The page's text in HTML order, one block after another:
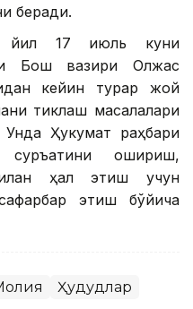
беради.
йил 17 июль куни
Бош вазири Олжас
кейин турар жой
тиклаш масалалари
Ҳукумат раҳбари
ошириш,
ҳал этиш учун
этиш бўйича
Ҳудудлар